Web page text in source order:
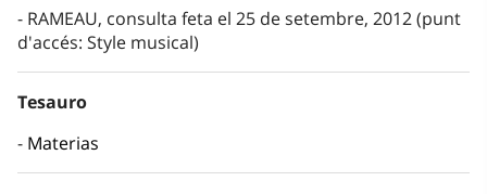
RAMEAU, consulta feta el 25 de setembre, 2012 (punt
d'accés: Style musical)
Tesauro
Materias